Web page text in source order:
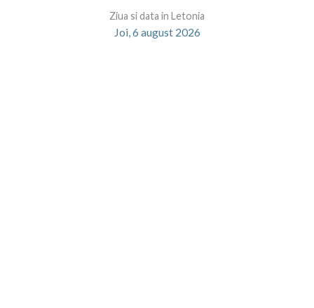
Ziua si data in Letonia
Joi, 6 august 2026